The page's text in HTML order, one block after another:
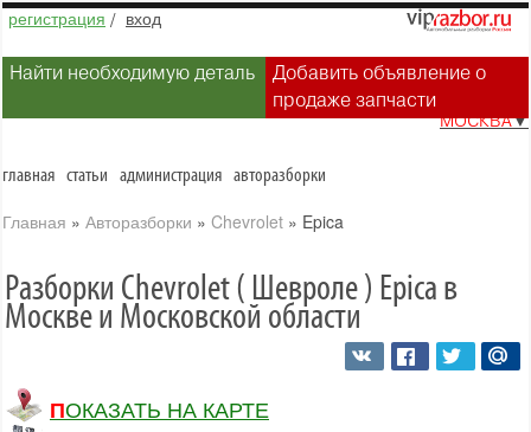
регистрация / вход
Найти необходимую деталь
Добавить объявление о
продаже запчасти
МОСКВА▼
главная статьи администрация авторазборки
Главная » Авторазборки » Chevrolet » Epica
Разборки Chevrolet ( Шевроле ) Epica в
Москве и Московской области
ПОКАЗАТЬ НА КАРТЕ